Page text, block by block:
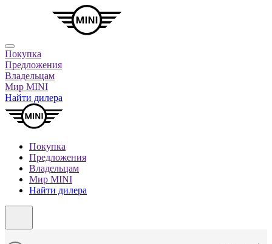
Покупка
Предложения
Владельцам
Мир MINI
Найти дилера
Покупка
Предложения
Владельцам
Мир MINI
Найти дилера